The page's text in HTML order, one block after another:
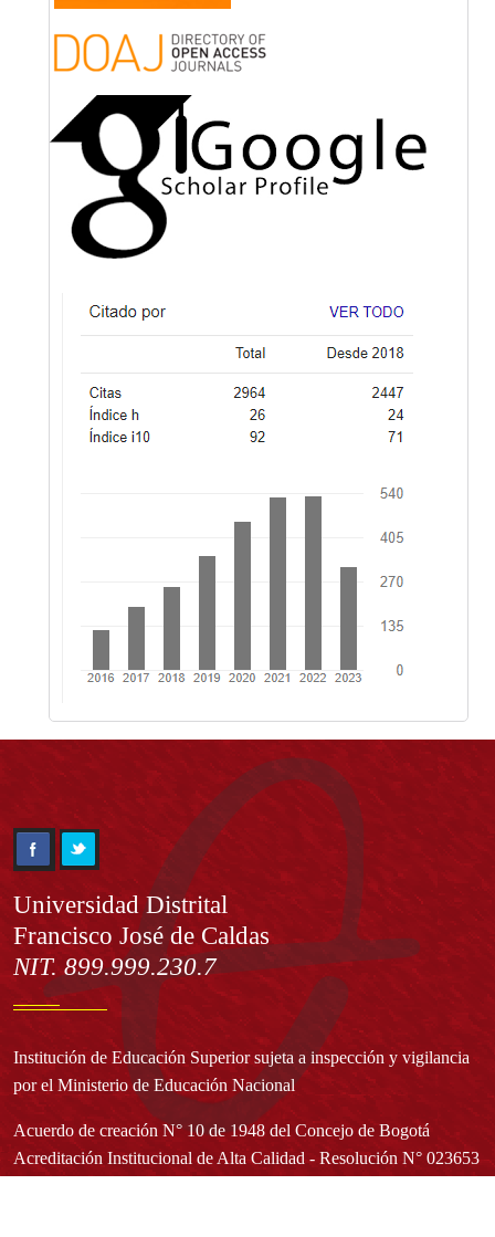
Información
Universidad Distrital
Francisco José de Caldas
NIT. 899.999.230.7
Institución de Educación Superior sujeta a inspección y vigilancia
por el Ministerio de Educación Nacional
Acuerdo de creación N° 10 de 1948 del Concejo de Bogotá
Acreditación Institucional de Alta Calidad - Resolución N° 023653